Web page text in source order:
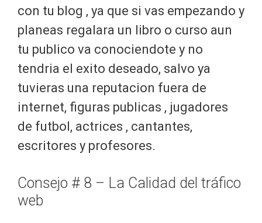
con tu blog , ya que si vas empezando y
planeas regalara un libro o curso aun
tu publico va conociendote y no
tendria el exito deseado, salvo ya
tuvieras una reputacion fuera de
internet, figuras publicas , jugadores
de futbol, actrices , cantantes,
escritores y profesores.
Consejo # 8 – La Calidad del tráfico
web